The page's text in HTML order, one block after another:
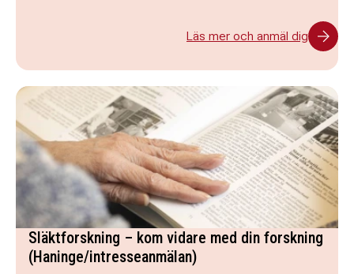
Läs mer och anmäl dig
Släktforskning – kom vidare med din forskning
(Haninge/intresseanmälan)